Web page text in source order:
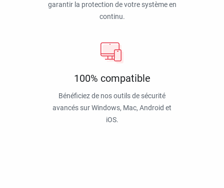
garantir la protection de votre système en
continu.
100% compatible
Bénéficiez de nos outils de sécurité
avancés sur Windows, Mac, Android et
iOS.